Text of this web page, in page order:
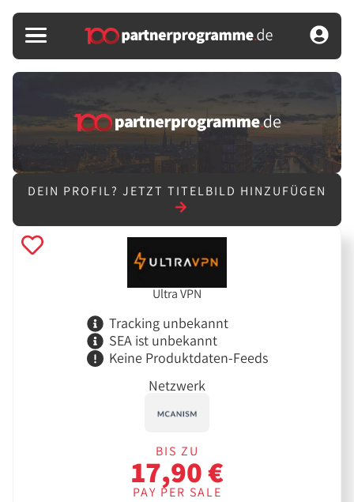
DEIN PROFIL? JETZT TITELBILD HINZUFÜGEN
Ultra VPN
Tracking unbekannt
SEA ist unbekannt
Keine Produktdaten-Feeds
Netzwerk
BIS ZU
17,90 €
PAY PER SALE